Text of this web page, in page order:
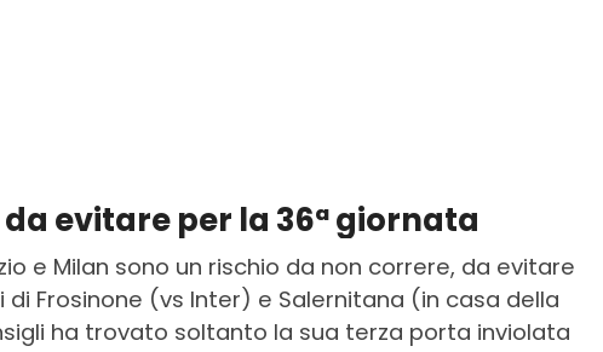
evitare per la 36ª giornata
e Milan sono un rischio da non correre, da evitare
Frosinone (vs Inter) e Salernitana (in casa della
ha trovato soltanto la sua terza porta inviolata